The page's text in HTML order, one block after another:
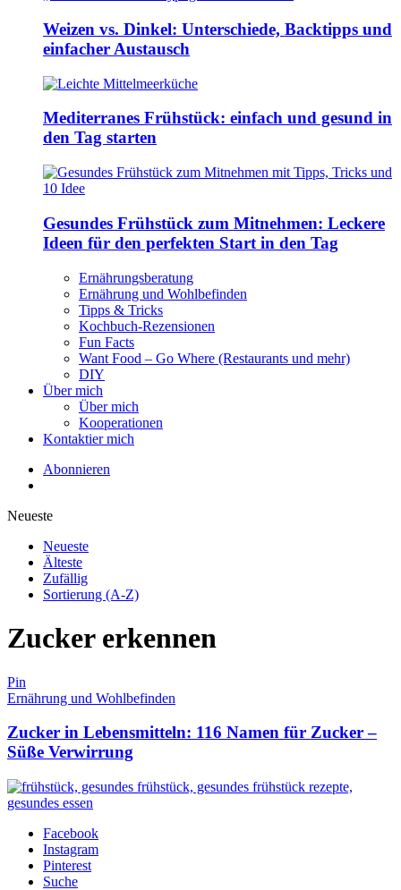
Weizen vs. Dinkel: Unterschiede, Backtipps und
einfacher Austausch
Mediterranes Frühstück: einfach und gesund in
den Tag starten
Gesundes Frühstück zum Mitnehmen: Leckere
Ideen für den perfekten Start in den Tag
Ernährungsberatung
Ernährung und Wohlbefinden
Tipps & Tricks
Kochbuch-Rezensionen
Fun Facts
Want Food – Go Where (Restaurants und mehr)
DIY
Über mich
Über mich
Kooperationen
Kontaktier mich
Abonnieren
Neueste
Neueste
Älteste
Zufällig
Sortierung (A-Z)
Zucker erkennen
Pin
Ernährung und Wohlbefinden
Zucker in Lebensmitteln: 116 Namen für Zucker –
Süße Verwirrung
Facebook
Instagram
Pinterest
Suche